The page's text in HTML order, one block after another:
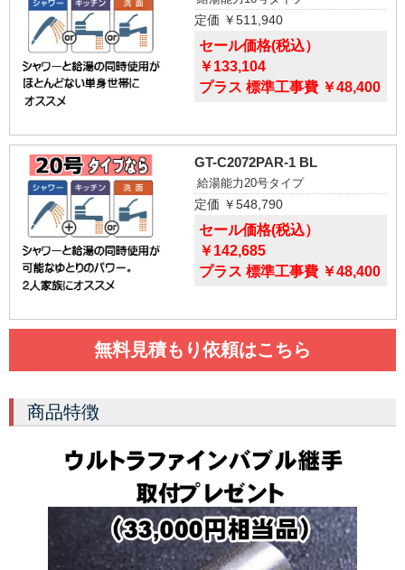
定価 ￥511,940
セール価格(税込）
￥133,104
プラス 標準工事費 ￥48,400
GT-C2072PAR-1 BL
給湯能力20号タイプ
定価 ￥548,790
セール価格(税込）
￥142,685
プラス 標準工事費 ￥48,400
無料見積もり依頼はこちら
商品特徴